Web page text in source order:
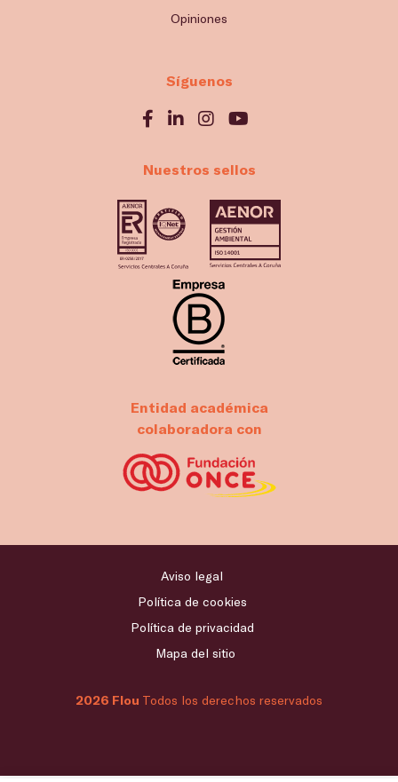
Opiniones
Síguenos
Nuestros sellos
Entidad académica
colaboradora con
2026 Flou Todos los derechos reservados
Aviso legal
Política de cookies
Política de privacidad
Mapa del sitio